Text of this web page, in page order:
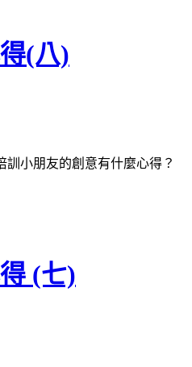
(八)
訓小朋友的創意有什麼心得？
(七)